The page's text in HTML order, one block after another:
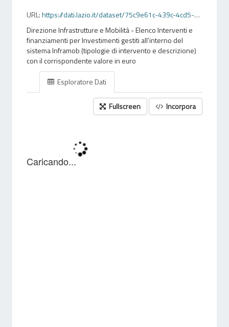
URL:https://dati.lazio.it/dataset/75c9e61c-439c-4cd5-a5d0-8ef6bd7c53eb/resource/b675a47d-69ff-4826-b923-52dac73064b3/download/open_data_inframob_2022.csv
Direzione Infrastrutture e Mobilità - Elenco Interventi e
finanziamenti per Investimenti gestiti all’interno del
sistema Inframob (tipologie di intervento e descrizione)
con il corrispondente valore in euro
Esploratore Dati
Fullscreen Incorpora